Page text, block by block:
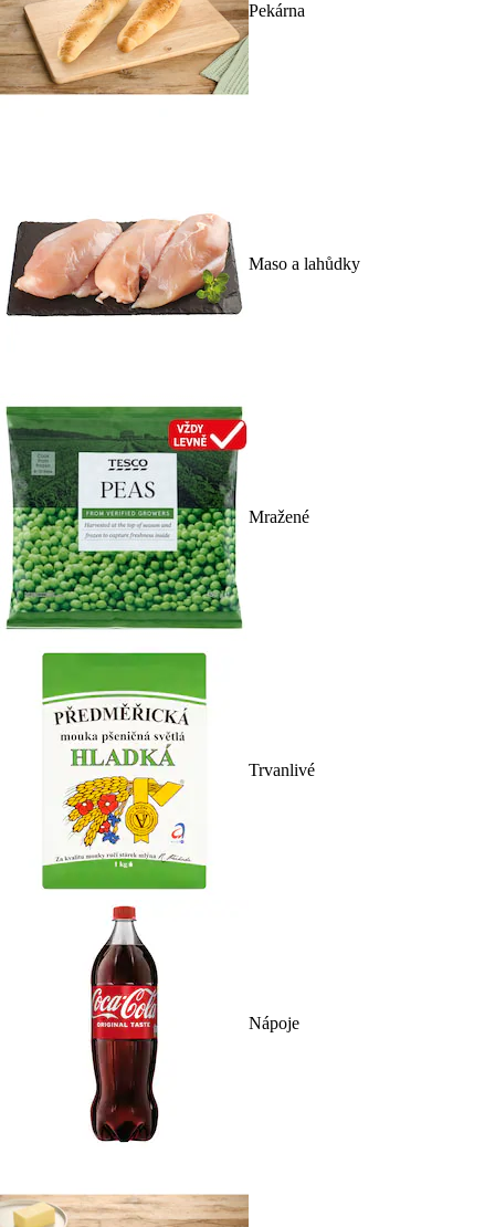
Pekárna
Maso a lahůdky
Mražené
Trvanlivé
Nápoje